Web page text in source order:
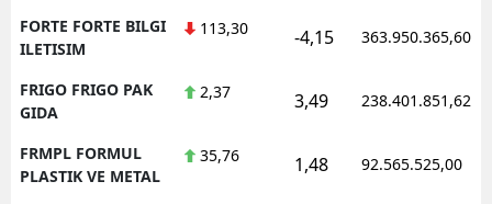
FORTE FORTE BILGI
ILETISIM
113,30 -4,15 363.950.365,60
FRIGO FRIGO PAK
GIDA
2,37 3,49 238.401.851,62
FRMPL FORMUL
PLASTIK VE METAL
35,76 1,48 92.565.525,00